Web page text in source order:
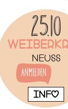
25.10
Neuss
Anmelden
INFO